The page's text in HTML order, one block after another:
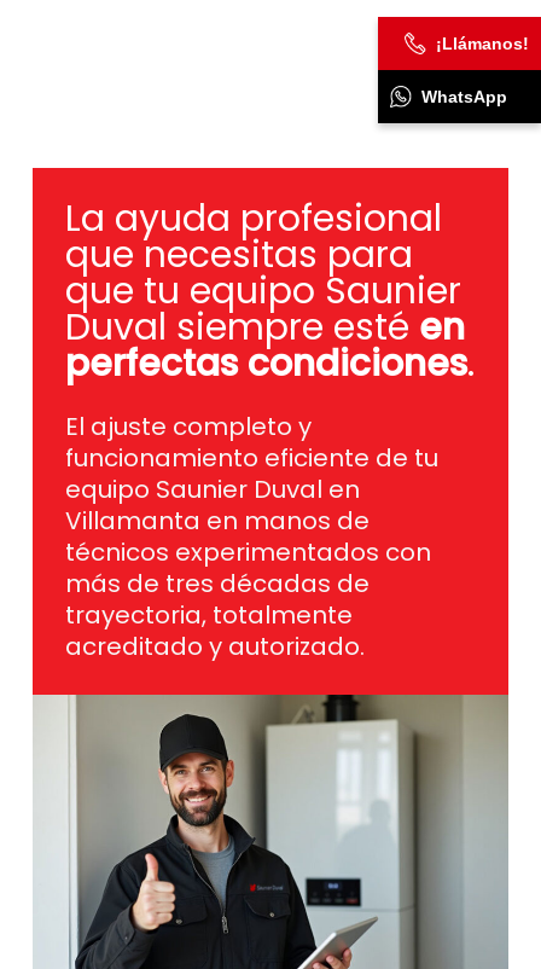
La ayuda profesional
que necesitas para
que tu equipo Saunier
Duval siempre esté en
perfectas condiciones.
El ajuste completo y
funcionamiento eficiente de tu
equipo Saunier Duval en
Villamanta en manos de
técnicos experimentados con
más de tres décadas de
trayectoria, totalmente
acreditado y autorizado.
¡Llámanos!
WhatsApp